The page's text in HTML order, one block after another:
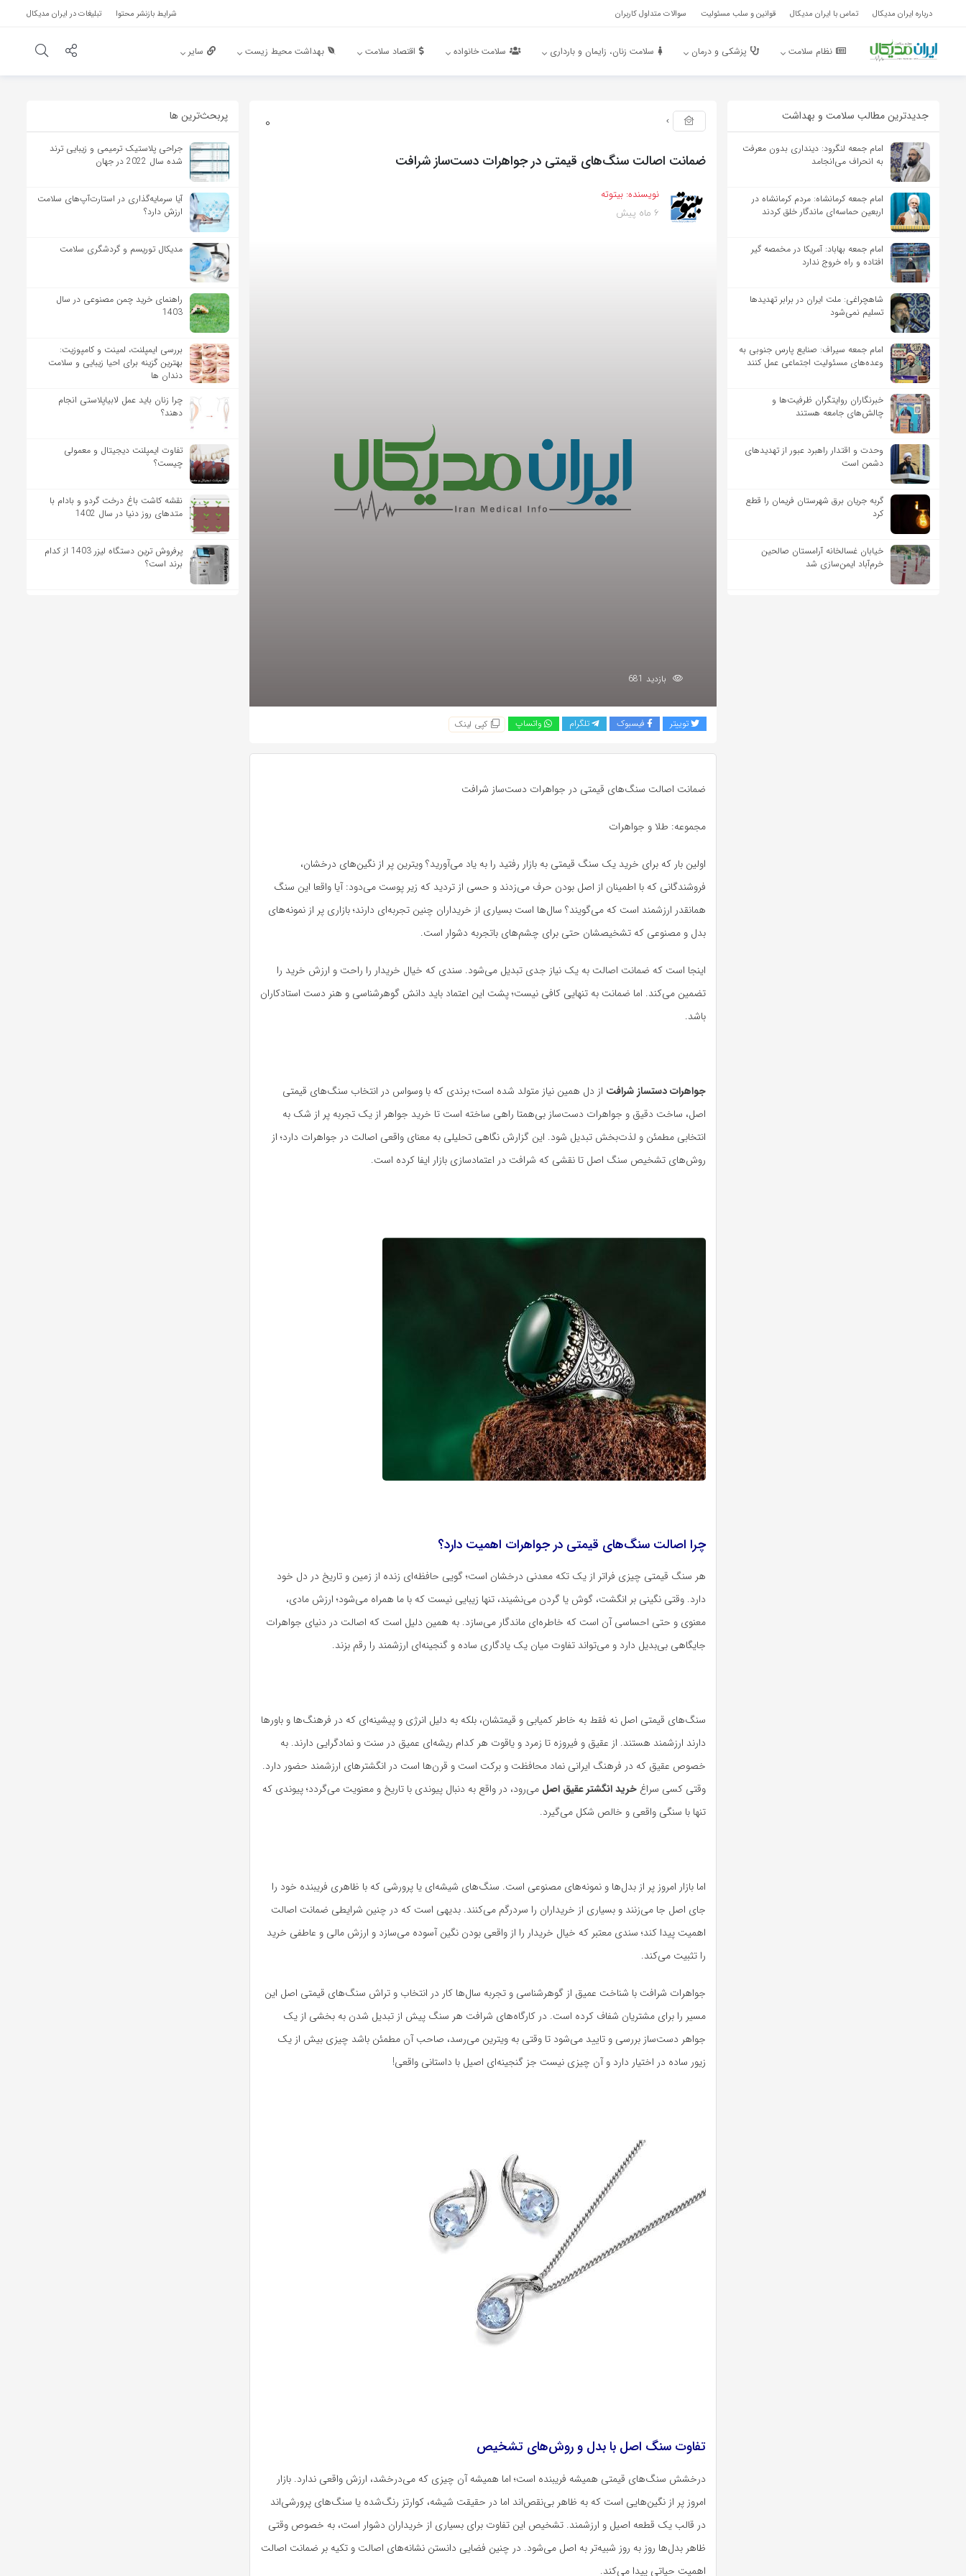
درباره ایران مدیکال تماس با ایران مدیکال قوانین و سلب مسئولیت سوالات متداول کاربران شرایط بازنشر محتوا تبلیغات در ایران مدیکال
نظام سلامت پزشکی و درمان سلامت زنان، زایمان و بارداری سلامت خانواده اقتصاد سلامت بهداشت محیط زیست سایر
جدیدترین مطالب سلامت و بهداشت
امام جمعه لنگرود: دینداری بدون معرفت
به انحراف می‌انجامد
امام جمعه کرمانشاه: مردم کرمانشاه در
اربعین حماسه‌ای ماندگار خلق کردند
امام جمعه بهاباد: آمریکا در مخمصه گیر
افتاده و راه خروج ندارد
شاهچراغی: ملت ایران در برابر تهدیدها
تسلیم نمی‌شود
امام جمعه سیراف: صنایع پارس جنوبی به
وعده‌های مسئولیت اجتماعی عمل کنند
خبرنگاران روایتگران ظرفیت‌ها و
چالش‌های جامعه هستند
وحدت و اقتدار راهبرد عبور از تهدیدهای
دشمن است
گربه جریان برق شهرستان فریمان را قطع
کرد
خیابان غسالخانه آرامستان صالحین
خرم‌آباد ایمن‌سازی شد
0
ضمانت اصالت سنگ‌های قیمتی در جواهرات دست‌ساز شرافت
نویسنده: بیتوته
6 ماه پیش
بازدید 681
توییتر فیسبوک تلگرام واتساپ کپی لینک
ضمانت اصالت سنگ‌های قیمتی در جواهرات دست‌ساز شرافت
مجموعه: طلا و جواهرات
اولین بار که برای خرید یک سنگ قیمتی به بازار رفتید را به یاد می‌آورید؟ ویترین پر از نگین‌های درخشان،
فروشندگانی که با اطمینان از اصل بودن حرف می‌زدند و حسی از تردید که زیر پوست می‌دود: آیا واقعا این سنگ
همانقدر ارزشمند است که می‌گویند؟ سال‌ها است بسیاری از خریداران چنین تجربه‌ای دارند؛ بازاری پر از نمونه‌های
بدل و مصنوعی که تشخیصشان حتی برای چشم‌های باتجربه دشوار است.
اینجا است که ضمانت اصالت به یک نیاز جدی تبدیل می‌شود. سندی که خیال خریدار را راحت و ارزش خرید را
تضمین می‌کند. اما ضمانت به تنهایی کافی نیست؛ پشت این اعتماد باید دانش گوهرشناسی و هنر دست استادکاران
باشد.
جواهرات دستساز شرافت از دل همین نیاز متولد شده است؛ برندی که با وسواس در انتخاب سنگ‌های قیمتی
اصل، ساخت دقیق و جواهرات دست‌ساز بی‌همتا راهی ساخته است تا خرید جواهر از یک تجربه پر از شک به
انتخابی مطمئن و لذت‌بخش تبدیل شود. این گزارش نگاهی تحلیلی به معنای واقعی اصالت در جواهرات دارد؛ از
روش‌های تشخیص سنگ اصل تا نقشی که شرافت در اعتمادسازی بازار ایفا کرده است.
چرا اصالت سنگ‌های قیمتی در جواهرات اهمیت دارد؟
هر سنگ قیمتی چیزی فراتر از یک تکه معدنی درخشان است؛ گویی حافظه‌ای زنده از زمین و تاریخ در دل خود
دارد. وقتی نگینی بر انگشت، گوش یا گردن می‌نشیند، تنها زیبایی نیست که با ما همراه می‌شود؛ ارزش مادی،
معنوی و حتی احساسی آن است که خاطره‌ای ماندگار می‌سازد. به همین دلیل است که اصالت در دنیای جواهرات
جایگاهی بی‌بدیل دارد و می‌تواند تفاوت میان یک یادگاری ساده و گنجینه‌ای ارزشمند را رقم بزند.
سنگ‌های قیمتی اصل نه فقط به خاطر کمیابی و قیمتشان، بلکه به دلیل انرژی و پیشینه‌ای که در فرهنگ‌ها و باورها
دارند ارزشمند هستند. از عقیق و فیروزه تا زمرد و یاقوت هر کدام ریشه‌ای عمیق در سنت و نمادگرایی دارند. به
خصوص عقیق که در فرهنگ ایرانی نماد محافظت و برکت است و قرن‌ها است در انگشترهای ارزشمند حضور دارد.
وقتی کسی سراغ خرید انگشتر عقیق اصل می‌رود، در واقع به دنبال پیوندی با تاریخ و معنویت می‌گردد؛ پیوندی که
تنها با سنگی واقعی و خالص شکل می‌گیرد.
اما بازار امروز پر از بدل‌ها و نمونه‌های مصنوعی است. سنگ‌های شیشه‌ای یا پرورشی که با ظاهری فریبنده خود را
جای اصل جا می‌زنند و بسیاری از خریداران را سردرگم می‌کنند. بدیهی است که در چنین شرایطی ضمانت اصالت
اهمیت پیدا کند؛ سندی معتبر که خیال خریدار را از واقعی بودن نگین آسوده می‌سازد و ارزش مالی و عاطفی خرید
را تثبیت می‌کند.
جواهرات شرافت با شناخت عمیق از گوهرشناسی و تجربه سال‌ها کار در انتخاب و تراش سنگ‌های قیمتی اصل این
مسیر را برای مشتریان شفاف کرده است. در کارگاه‌های شرافت هر سنگ پیش از تبدیل شدن به بخشی از یک
جواهر دست‌ساز بررسی و تایید می‌شود تا وقتی به ویترین می‌رسد، صاحب آن مطمئن باشد چیزی بیش از یک
زیور ساده در اختیار دارد و آن چیزی نیست جز گنجینه‌ای اصیل با داستانی واقعی!
تفاوت سنگ اصل با بدل و روش‌های تشخیص
درخشش سنگ‌های قیمتی همیشه فریبنده است؛ اما همیشه آن چیزی که می‌درخشد، ارزش واقعی ندارد. بازار
امروز پر از نگین‌هایی است که به ظاهر بی‌نقص‌اند اما در حقیقت شیشه، کوارتز رنگ‌شده یا سنگ‌های پرورشی‌اند
در قالب یک قطعه اصیل و ارزشمند. تشخیص این تفاوت برای بسیاری از خریداران دشوار است، به خصوص وقتی
ظاهر بدل‌ها روز به روز شبیه‌تر به اصل می‌شود. در چنین فضایی دانستن نشانه‌های اصالت و تکیه بر ضمانت اصالت
اهمیت حیاتی پیدا می‌کند.
پربحث‌‌ترین ها
جراحی پلاستیک ترمیمی و زیبایی ترند
شده سال 2022 در جهان
آیا سرمایه‌گذاری در استارت‌آپ‌های سلامت
ارزش دارد؟
مدیکال توریسم و گردشگری سلامت
راهنمای خرید چمن مصنوعی در سال
1403
بررسی ایمپلنت، لمینت و کامپوزیت:
بهترین گزینه برای احیا زیبایی و سلامت
دندان ها
چرا زنان باید عمل لابیاپلاستی انجام
دهند؟
تفاوت ایمپلنت دیجیتال و معمولی
چیست؟
نقشه کاشت باغ درخت گردو و بادام با
متدهای روز دنیا در سال 1402
پرفروش ترین دستگاه لیزر 1403 از کدام
برند است؟